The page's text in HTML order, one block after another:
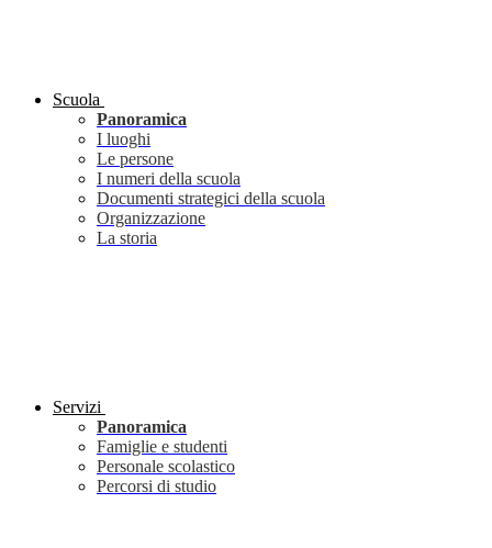
Scuola
Panoramica
I luoghi
Le persone
I numeri della scuola
Documenti strategici della scuola
Organizzazione
La storia
Servizi
Panoramica
Famiglie e studenti
Personale scolastico
Percorsi di studio